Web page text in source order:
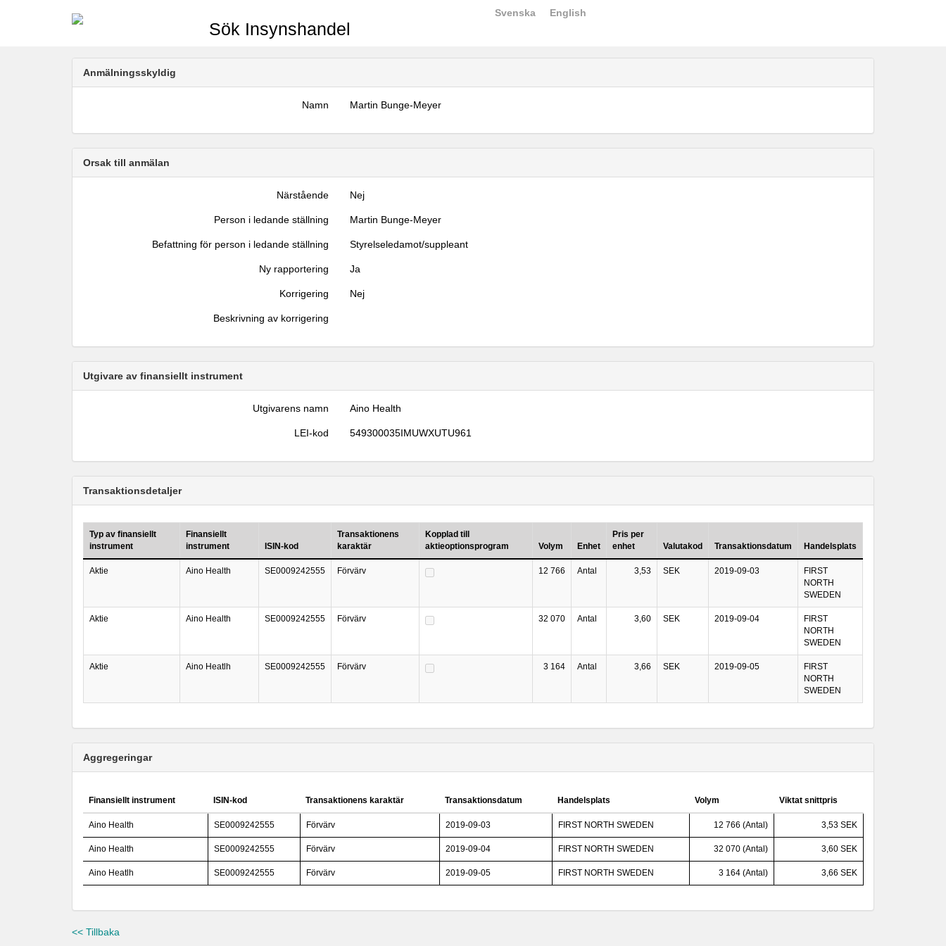
Sök Insynshandel
Svenska English
Anmälningsskyldig
Namn Martin Bunge-Meyer
Orsak till anmälan
Närstående Nej
Person i ledande ställning Martin Bunge-Meyer
Befattning för person i ledande ställning Styrelseledamot/suppleant
Ny rapportering Ja
Korrigering Nej
Beskrivning av korrigering
Utgivare av finansiellt instrument
Utgivarens namn Aino Health
LEI-kod 549300035IMUWXUTU961
Transaktionsdetaljer
Typ av finansiellt
instrument
Finansiellt
instrument
ISIN-kod
Transaktionens
karaktär
Kopplad till
aktieoptionsprogram
Volym Enhet
Pris per
enhet
Valutakod Transaktionsdatum Handelsplats
Aktie Aino Health SE0009242555 Förvärv 12 766 Antal 3,53 SEK 2019-09-03
FIRST
NORTH
SWEDEN
Aktie Aino Health SE0009242555 Förvärv 32 070 Antal 3,60 SEK 2019-09-04
FIRST
NORTH
SWEDEN
Aktie Aino Heatlh SE0009242555 Förvärv 3 164 Antal 3,66 SEK 2019-09-05
FIRST
NORTH
SWEDEN
Aggregeringar
Finansiellt instrument ISIN-kod Transaktionens karaktär Transaktionsdatum Handelsplats Volym Viktat snittpris
Aino Health SE0009242555 Förvärv 2019-09-03 FIRST NORTH SWEDEN 12 766 (Antal) 3,53 SEK
Aino Health SE0009242555 Förvärv 2019-09-04 FIRST NORTH SWEDEN 32 070 (Antal) 3,60 SEK
Aino Heatlh SE0009242555 Förvärv 2019-09-05 FIRST NORTH SWEDEN 3 164 (Antal) 3,66 SEK
<< Tillbaka